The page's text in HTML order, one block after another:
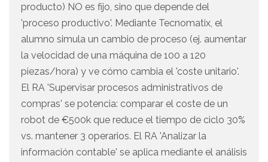
producto) NO es fijo, sino que depende del
'proceso productivo'. Mediante Tecnomatix, el
alumno simula un cambio de proceso (ej. aumentar
la velocidad de una máquina de 100 a 120
piezas/hora) y ve cómo cambia el 'coste unitario'.
El RA 'Supervisar procesos administrativos de
compras' se potencia: comparar el coste de un
robot de €500k que reduce el tiempo de ciclo 30%
vs. mantener 3 operarios. El RA 'Analizar la
información contable' se aplica mediante el análisis